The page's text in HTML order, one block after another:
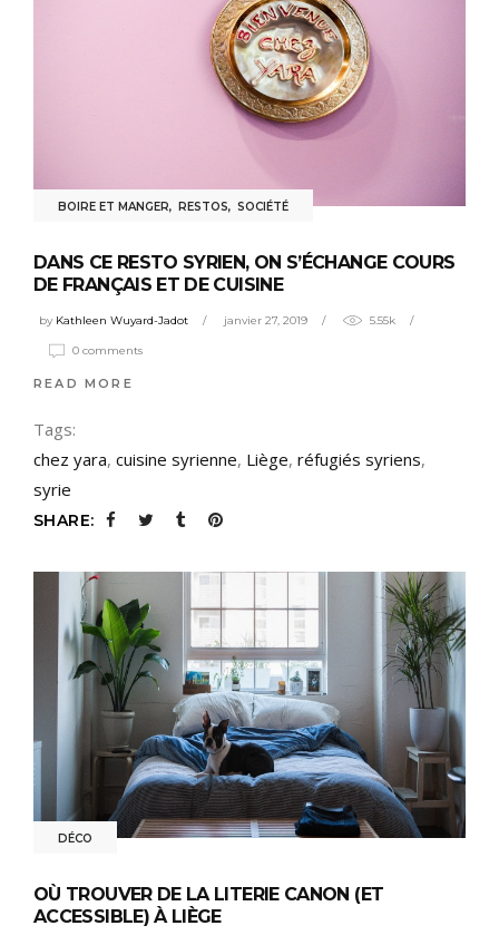
BOIRE ET MANGER, RESTOS, SOCIÉTÉ
DANS CE RESTO SYRIEN, ON S’ÉCHANGE COURS
DE FRANÇAIS ET DE CUISINE
by Kathleen Wuyard-Jadot janvier 27, 2019 5.55k
0 comments
READ MORE
Tags:
chez yara, cuisine syrienne, Liège, réfugiés syriens,
syrie
SHARE:
DÉCO
OÙ TROUVER DE LA LITERIE CANON (ET
ACCESSIBLE) À LIÈGE